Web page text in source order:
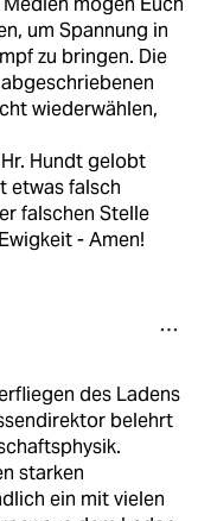
um Spannung in
zu bringen. Die
wiederwählen,
Hundt gelobt
etwas falsch
falschen Stelle
- Amen!
des Ladens
belehrt
starken
ein mit vielen